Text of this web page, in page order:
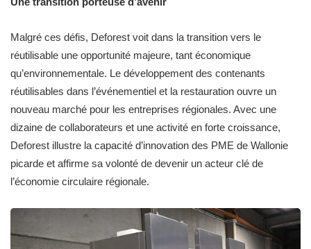
Malgré ces défis, Deforest voit dans la transition vers le
réutilisable une opportunité majeure, tant économique
qu’environnementale. Le développement des contenants
réutilisables dans l’événementiel et la restauration ouvre un
nouveau marché pour les entreprises régionales. Avec une
dizaine de collaborateurs et une activité en forte croissance,
Deforest illustre la capacité d’innovation des PME de Wallonie
picarde et affirme sa volonté de devenir un acteur clé de
l’économie circulaire régionale.